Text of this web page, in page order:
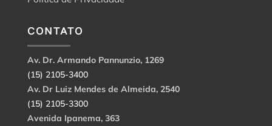
CONTATO
Av. Dr. Armando Pannunzio, 1269
(15) 2105-3400
Av. Dr Luiz Mendes de Almeida, 2540
(15) 2105-3300
Avenida Ipanema, 363